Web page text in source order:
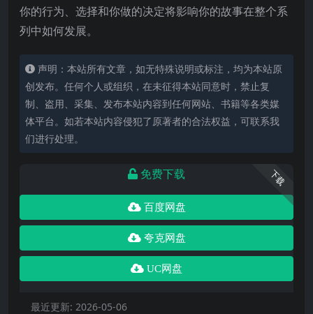
你的行为、选择和你做的决定将影响你的故事在整个系
列中如何发展。
声明：本站所有文章，如无特殊说明或标注，均为本站原
创发布。任何个人或组织，在未征得本站同意时，禁止复
制、盗用、采集、发布本站内容到任何网站、书籍等各类媒
体平台。如若本站内容侵犯了原著者的合法权益，可联系我
们进行处理。
下载
免费下载
百度网盘
夸克网盘
UC网盘
最近更新: 2026-05-06